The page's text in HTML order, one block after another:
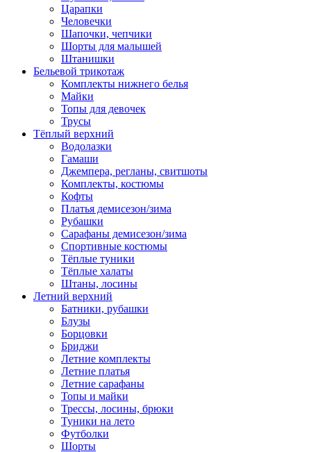
Царапки
Человечки
Шапочки, чепчики
Шорты для малышей
Штанишки
Бельевой трикотаж
Комплекты нижнего белья
Майки
Топы для девочек
Трусы
Тёплый верхний
Водолазки
Гамаши
Джемпера, регланы, свитшоты
Комплекты, костюмы
Кофты
Платья демисезон/зима
Рубашки
Сарафаны демисезон/зима
Спортивные костюмы
Тёплые туники
Тёплые халаты
Штаны, лосины
Летний верхний
Батники, рубашки
Блузы
Борцовки
Бриджи
Летние комплекты
Летние платья
Летние сарафаны
Топы и майки
Трессы, лосины, брюки
Туники на лето
Футболки
Шорты